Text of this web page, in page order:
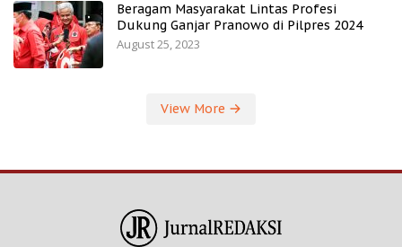
Beragam Masyarakat Lintas Profesi
Dukung Ganjar Pranowo di Pilpres 2024
August 25, 2023
View More